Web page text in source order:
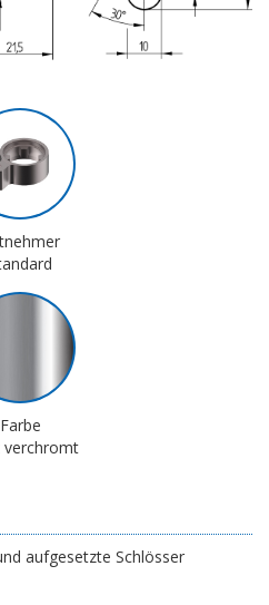
Farbe
verchromt
aufgesetzte Schlösser